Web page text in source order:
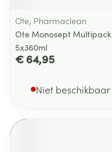
Ote, Pharmaclean
Ote Monosept Multipack
5x360ml
€ 64,95
Niet beschikbaar